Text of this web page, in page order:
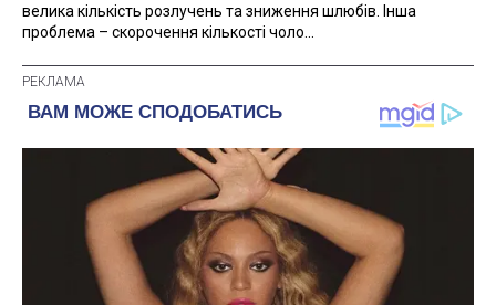
велика кількість розлучень та зниження шлюбів. Інша
проблема – скорочення кількості чоло...